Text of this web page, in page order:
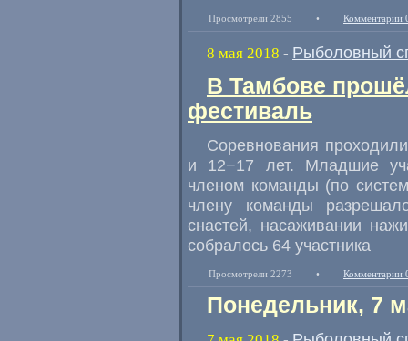
Просмотрели 2855 • Комментарии
8 мая 2018 - Рыболовный
В Тамбове
фестиваль
Соревнования
и 12−17 лет. Младшие
членом команды (по
члену команды
снастей, насаживании
собралось 64 участника
Просмотрели 2273 • Комментарии
Понедельник, 7